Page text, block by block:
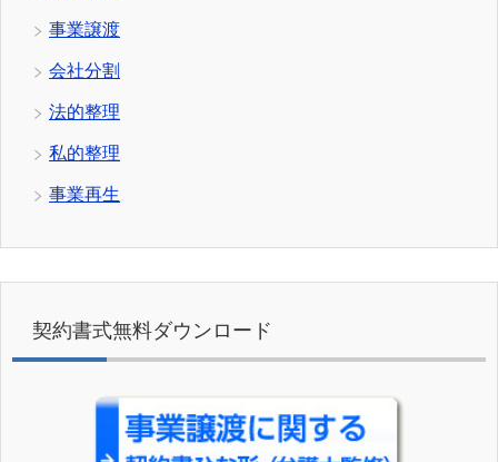
事業譲渡
会社分割
法的整理
私的整理
事業再生
契約書式無料ダウンロード